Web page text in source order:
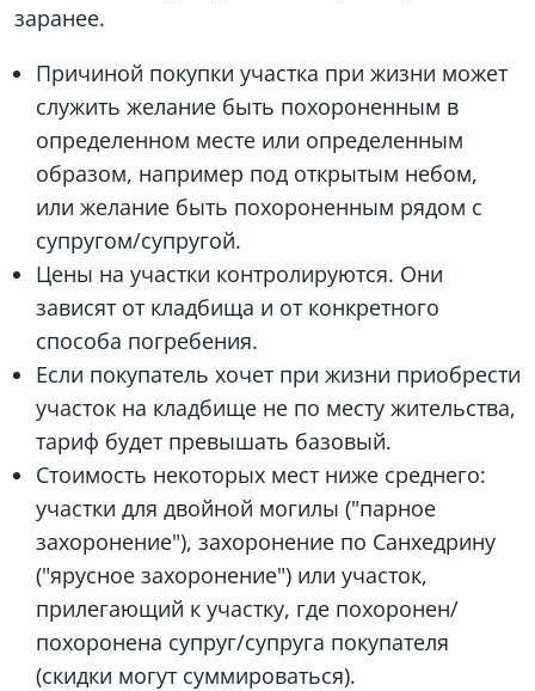
заранее.
Причиной покупки участка при жизни может
служить желание быть похороненным в
определенном месте или определенным
образом, например под открытым небом,
или желание быть похороненным рядом с
супругом/супругой.
Цены на участки контролируются. Они
зависят от кладбища и от конкретного
способа погребения.
Если покупатель хочет при жизни приобрести
участок на кладбище не по месту жительства,
тариф будет превышать базовый.
Стоимость некоторых мест ниже среднего:
участки для двойной могилы ("парное
захоронение"), захоронение по Санхедрину
("ярусное захоронение") или участок,
прилегающий к участку, где похоронен/
похоронена супруг/супруга покупателя
(скидки могут суммироваться).